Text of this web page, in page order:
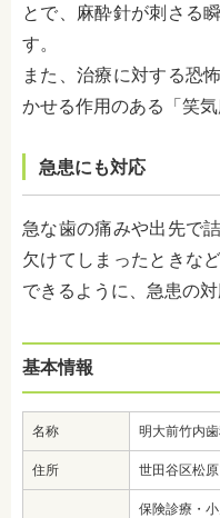
とで、麻酔針が刺さる
す。
また、治療に対する恐
かせる作用のある「笑
急患にも対応
急な歯の痛みや出先で
欠けてしまったときな
できるように、急患の
基本情報
名称 明大前竹内
住所 世田谷区松
保険診療・